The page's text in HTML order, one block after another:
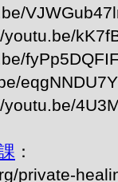
youtu.be/
youtu.be/
：
private-